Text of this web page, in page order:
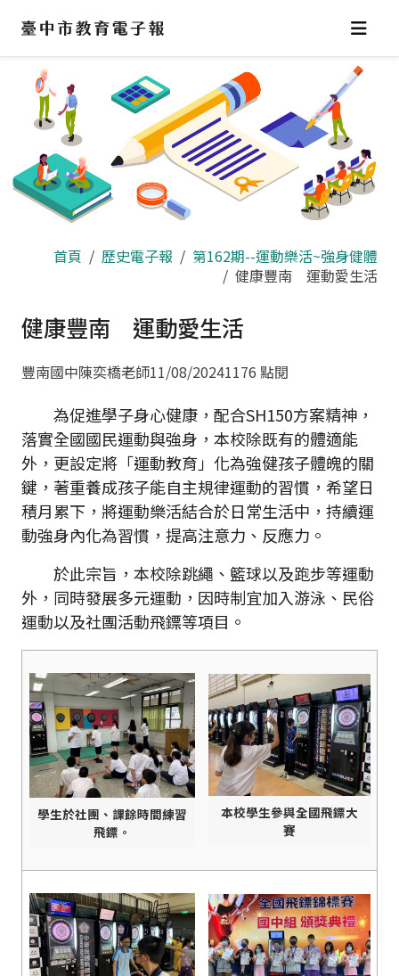
區
首頁 歷史電子報
第162期--運動樂活~強身健體
健康豐南 運動愛生活
健康豐南 運動愛生活
豐南國中陳奕橋老師11/08/20241176 點閱
為促進學子身心健康，配合SH150方案精神，
落實全國國民運動與強身，本校除既有的體適能
外，更設定將「運動教育」化為強健孩子體魄的關
鍵，著重養成孩子能自主規律運動的習慣，希望日
積月累下，將運動樂活結合於日常生活中，持續運
動強身內化為習慣，提高注意力、反應力。
於此宗旨，本校除跳繩、籃球以及跑步等運動
外，同時發展多元運動，因時制宜加入游泳、民俗
運動以及社團活動飛鏢等項目。
學生於社團、課餘時間練習
飛鏢。
本校學生參與全國飛鏢大
賽